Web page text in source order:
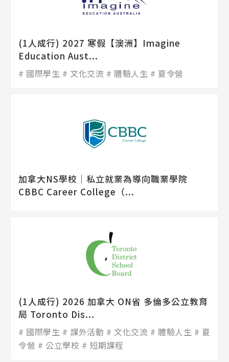
(1人成行) 2027 寒假【澳洲】Imagine
Education Aust...
國際學生 文化交流 體驗人生 夏令營
加拿大NS學校│私立就業為導向職業學院
CBBC Career College（...
(1人成行) 2026 加拿大 ON省 多倫多公立教育
局 Toronto Dis...
國際學生 課外活動 文化交流 體驗人生
夏
令營
公立學校 短期課程